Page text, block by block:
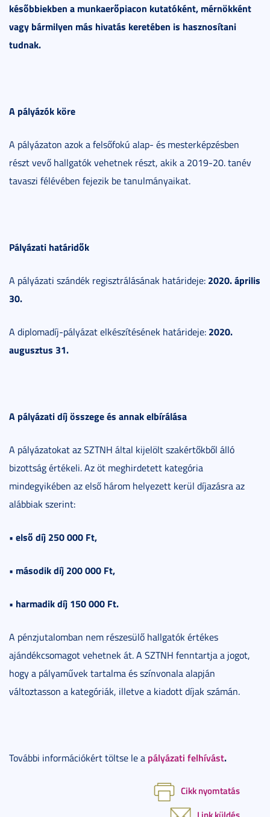
későbbiekben a munkaerőpiacon kutatóként, mérnökként
vagy bármilyen más hivatás keretében is hasznosítani
tudnak.
A pályázók köre
A pályázaton azok a felsőfokú alap- és mesterképzésben
részt vevő hallgatók vehetnek részt, akik a 2019-20. tanév
tavaszi félévében fejezik be tanulmányaikat.
Pályázati határidők
A pályázati szándék regisztrálásának határideje: 2020. április
30.
A diplomadíj-pályázat elkészítésének határideje: 2020.
augusztus 31.
A pályázati díj összege és annak elbírálása
A pályázatokat az SZTNH által kijelölt szakértőkből álló
bizottság értékeli. Az öt meghirdetett kategória
mindegyikében az első három helyezett kerül díjazásra az
alábbiak szerint:
• első díj 250 000 Ft,
• második díj 200 000 Ft,
• harmadik díj 150 000 Ft.
A pénzjutalomban nem részesülő hallgatók értékes
ajándékcsomagot vehetnek át. A SZTNH fenntartja a jogot,
hogy a pályaművek tartalma és színvonala alapján
változtasson a kategóriák, illetve a kiadott díjak számán.
További információkért töltse le a pályázati felhívást.
Cikk nyomtatás